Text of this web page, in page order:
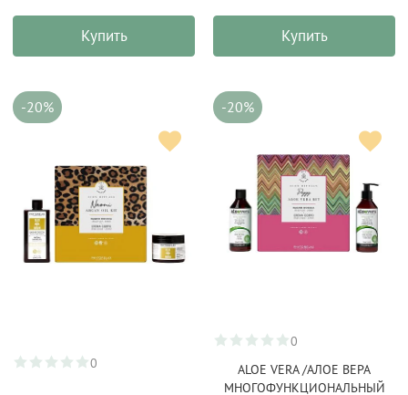
Купить Купить
-20%
0
-20%
0
ALOE VERA /АЛОЕ ВЕРА
МНОГОФУНКЦИОНАЛЬНЫЙ